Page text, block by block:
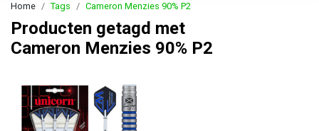
Home Tags Cameron Menzies 90% P2
Producten getagd met
Cameron Menzies 90% P2